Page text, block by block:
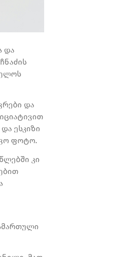
და
და
ესკიზი
ფოტო.
კი